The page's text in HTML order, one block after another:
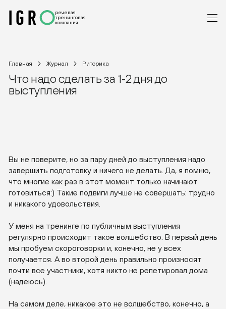
речевая
тренинговая
компания
Главная Журнал Риторика
Что надо сделать за 1‑2 дня до
выступления
Вы не поверите, но за пару дней до выступления надо
завершить подготовку и ничего не делать. Да, я помню,
что многие как раз в этот момент только начинают
готовиться:) Такие подвиги лучше не совершать: трудно
и никакого удовольствия.
У меня на тренинге по публичным выступления
регулярно происходит такое волшебство. В первый день
мы пробуем скороговорки и, конечно, не у всех
получается. А во второй день правильно произносят
почти все участники, хотя никто не репетировал дома
(надеюсь).
На самом деле, никакое это не волшебство, конечно, а